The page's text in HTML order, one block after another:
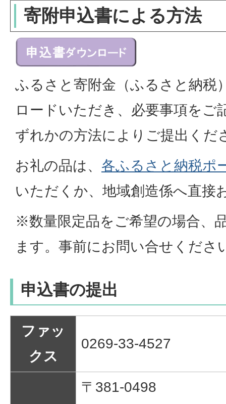
寄附申込書による方法
ふるさと寄附金（ふるさと納税
ロードいただき、必要事項をご
ずれかの方法によりご提出くだ
お礼の品は、 各ふるさと納税ポ
いただくか、地域創造係へ直接
※数量限定品をご希望の場合、
ます。事前にお問い合せくださ
申込書の提出
ファッ
クス
0269-33-4527
〒381-0498